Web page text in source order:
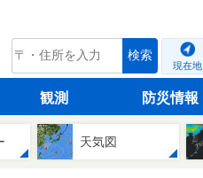
tenki.jp 検索
現在地
観測 防災情報
天気図